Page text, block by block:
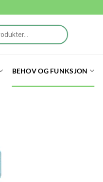
BEHOV OG FUNKSJON